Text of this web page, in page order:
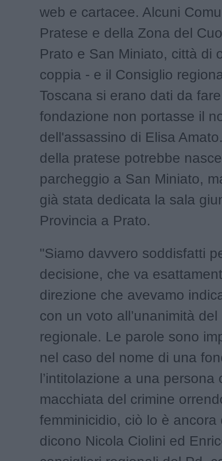
web e cartacee. Alcuni
Pratese e della Zona del
Prato e San Miniato, città di
coppia - e il Consiglio
Toscana si erano dati da
fondazione non portasse il
dell'assassino di Elisa
della pratese potrebbe
parcheggio a San Miniato,
già stata dedicata la sala
Provincia a Prato.
"Siamo davvero soddisfatti
decisione, che va
direzione che avevamo
con un voto all’unanimità
regionale. Le parole sono
nel caso del nome di una
l’intitolazione a una persona
macchiata del crimine
femminicidio, ciò lo è ancora
dicono Nicola Ciolini ed